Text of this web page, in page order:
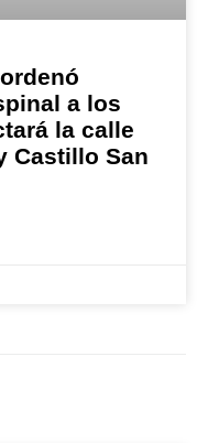
a los
la calle
Castillo San